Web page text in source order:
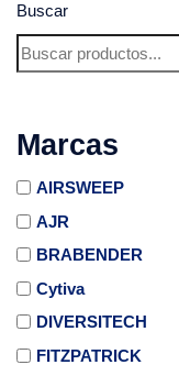
Buscar
Marcas
AIRSWEEP
AJR
BRABENDER
Cytiva
DIVERSITECH
FITZPATRICK